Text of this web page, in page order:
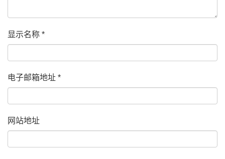
显示名称 *
电子邮箱地址 *
网站地址